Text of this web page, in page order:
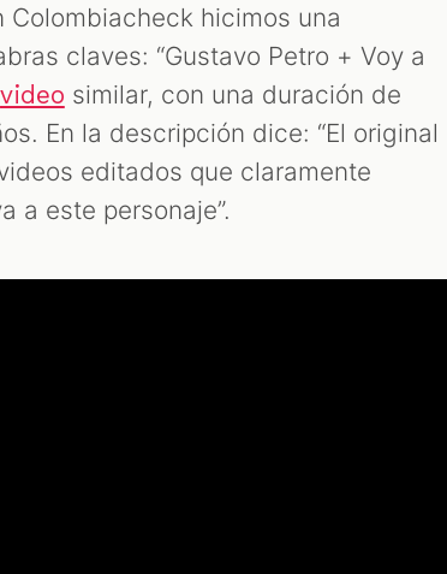
hicimos una
claves: “Gustavo Petro + Voy a
video similar, con una duración de
En la descripción dice: “El original
editados que claramente
a este personaje”.